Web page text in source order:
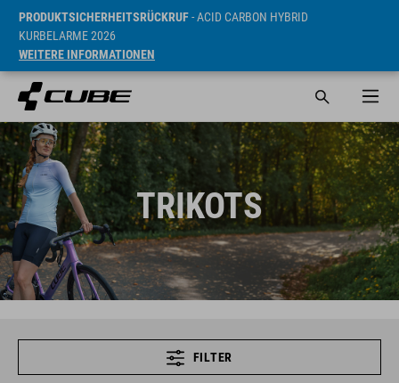
PRODUKTSICHERHEITSRÜCKRUF- ACID CARBON HYBRID
KURBELARME 2026
WEITERE INFORMATIONEN
TRIKOTS
FILTER